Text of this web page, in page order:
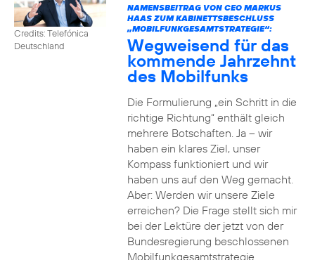
Credits: Telefónica
Deutschland
NAMENSBEITRAG VON CEO MARKUS
HAAS ZUM KABINETTSBESCHLUSS
„MOBILFUNKGESAMTSTRATEGIE“:
Wegweisend für das
kommende Jahrzehnt
des Mobilfunks
Die Formulierung „ein Schritt in die
richtige Richtung“ enthält gleich
mehrere Botschaften. Ja – wir
haben ein klares Ziel, unser
Kompass funktioniert und wir
haben uns auf den Weg gemacht.
Aber: Werden wir unsere Ziele
erreichen? Die Frage stellt sich mir
bei der Lektüre der jetzt von der
Bundesregierung beschlossenen
Mobilfunkgesamtstrategie.